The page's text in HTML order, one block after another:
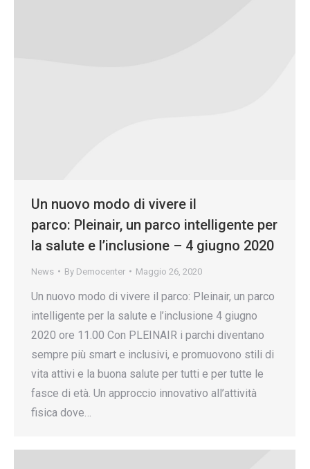
Un nuovo modo di vivere il
parco: Pleinair, un parco intelligente per
la salute e l’inclusione – 4 giugno 2020
News By Democenter Maggio 26, 2020
Un nuovo modo di vivere il parco: Pleinair, un parco
intelligente per la salute e l’inclusione 4 giugno
2020 ore 11.00 Con PLEINAIR i parchi diventano
sempre più smart e inclusivi, e promuovono stili di
vita attivi e la buona salute per tutti e per tutte le
fasce di età. Un approccio innovativo all’attività
fisica dove…